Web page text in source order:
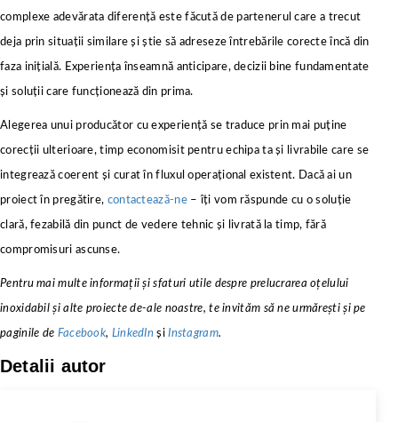
complexe adevărata diferență este făcută de partenerul care a trecut
deja prin situații similare și știe să adreseze întrebările corecte încă din
faza inițială. Experiența înseamnă anticipare, decizii bine fundamentate
și soluții care funcționează din prima.
Alegerea unui producător cu experiență se traduce prin mai puține
corecții ulterioare, timp economisit pentru echipa ta și livrabile care se
integrează coerent și curat în fluxul operațional existent. Dacă ai un
proiect în pregătire, contactează-ne– îți vom răspunde cu o soluție
clară, fezabilă din punct de vedere tehnic și livrată la timp, fără
compromisuri ascunse.
Pentru mai multe informații și sfaturi utile despre prelucrarea oțelului
inoxidabil și alte proiecte de-ale noastre, te invităm să ne urmărești și pe
paginile de Facebook, LinkedIn șiInstagram.
Detalii autor